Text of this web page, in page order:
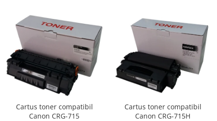
Cartus toner compatibil
Canon CRG-715
Cartus toner compatibil
Canon CRG-715H